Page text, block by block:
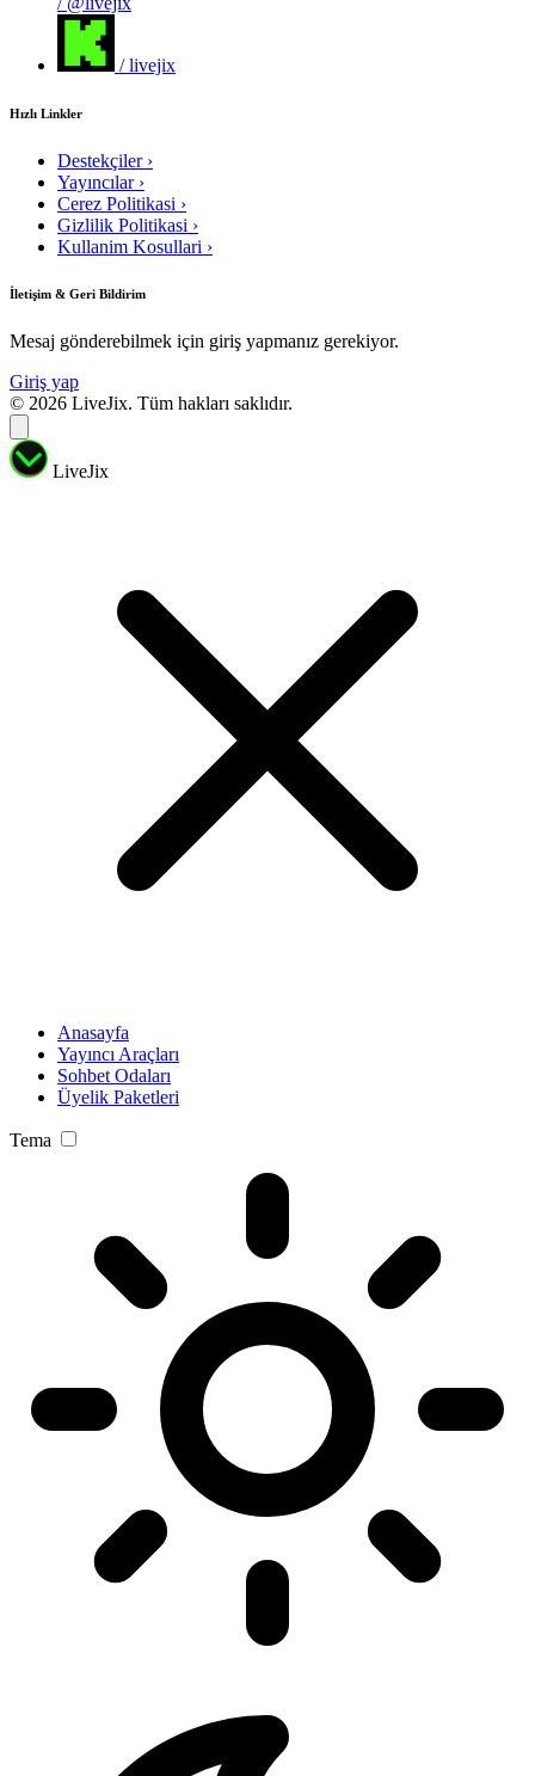
/ livejix
Hızlı Linkler
Destekçiler ›
Yayıncılar ›
Cerez Politikasi ›
Gizlilik Politikasi ›
Kullanim Kosullari ›
İletişim & Geri Bildirim
Mesaj gönderebilmek için giriş yapmanız gerekiyor.
Giriş yap
© 2026 LiveJix. Tüm hakları saklıdır.
LiveJix
Anasayfa
Yayıncı Araçları
Sohbet Odaları
Üyelik Paketleri
Tema